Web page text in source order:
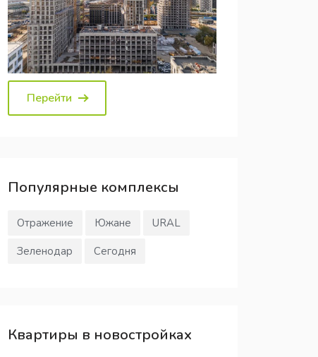
Перейти
Популярные комплексы
Отражение Южане
URAL
Зеленодар
Сегодня
Квартиры в новостройках